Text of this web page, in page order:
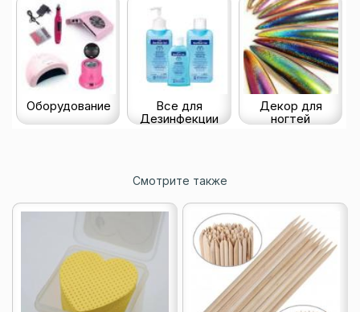
Оборудование
Все для
Дезинфекции
Декор для
ногтей
Смотрите также